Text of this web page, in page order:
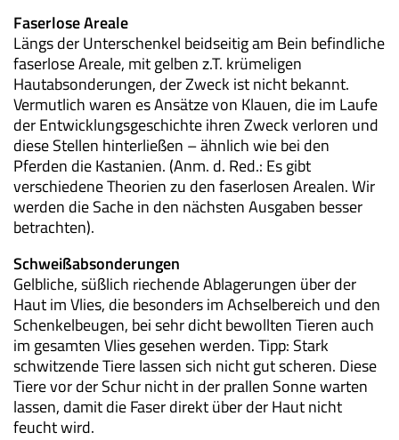
Faserlose Areale
Längs der Unterschenkel beidseitig am Bein befindliche
faserlose Areale, mit gelben z.T. krümeligen
Hautabsonderungen, der Zweck ist nicht bekannt.
Vermutlich waren es Ansätze von Klauen, die im Laufe
der Entwicklungsgeschichte ihren Zweck verloren und
diese Stellen hinterließen – ähnlich wie bei den
Pferden die Kastanien. (Anm. d. Red.: Es gibt
verschiedene Theorien zu den faserlosen Arealen. Wir
werden die Sache in den nächsten Ausgaben besser
betrachten).
Schweißabsonderungen
Gelbliche, süßlich riechende Ablagerungen über der
Haut im Vlies, die besonders im Achselbereich und den
Schenkelbeugen, bei sehr dicht bewollten Tieren auch
im gesamten Vlies gesehen werden. Tipp: Stark
schwitzende Tiere lassen sich nicht gut scheren. Diese
Tiere vor der Schur nicht in der prallen Sonne warten
lassen, damit die Faser direkt über der Haut nicht
feucht wird.